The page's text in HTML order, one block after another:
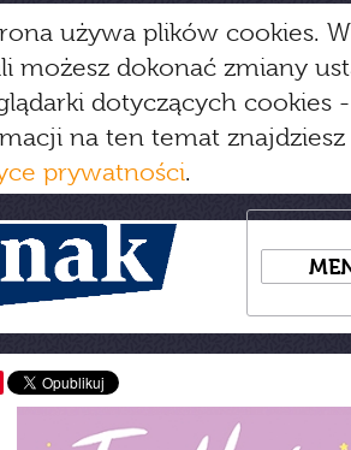
używa plików cookies.
możesz dokonać zmiany
dotyczących cookies
na ten temat
prywatności.